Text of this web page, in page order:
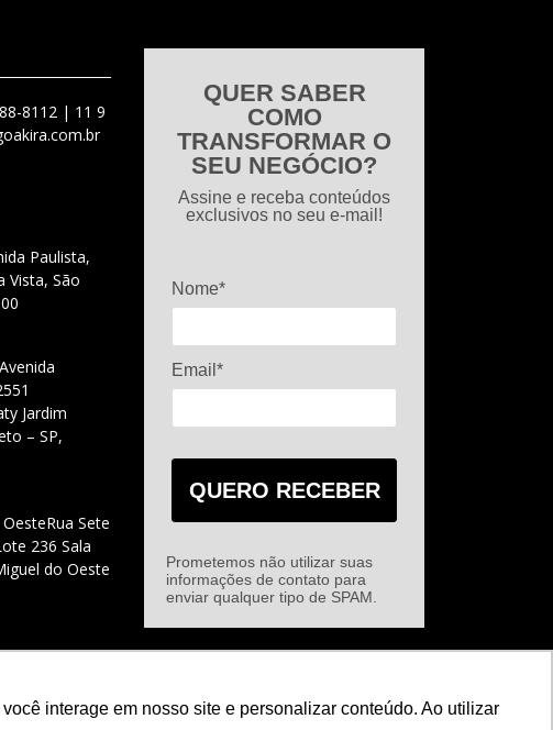
interage em nosso site e personalizar conteúdo. Ao utilizar
8112 | 11 9
Paulista,
Vista, São
Avenida
Jardim
– SP,
Rua Sete
236 Sala
do Oeste
QUER SABER
COMO
TRANSFORMAR O
SEU NEGÓCIO?
Assine e receba conteúdos
exclusivos no seu e-mail!
Nome*
Email*
QUERO RECEBER
Prometemos não utilizar suas
informações de contato para
enviar qualquer tipo de SPAM.